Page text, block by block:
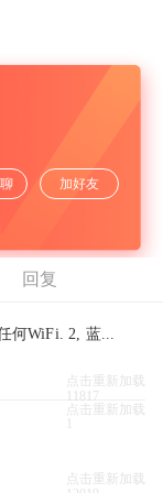
加好友
回复
何WiFi. 2, 蓝...
点击重新加载
11817
点击重新加载
点击重新加载